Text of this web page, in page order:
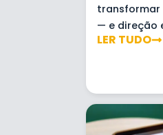
transformar
— e direção
LER TUDO